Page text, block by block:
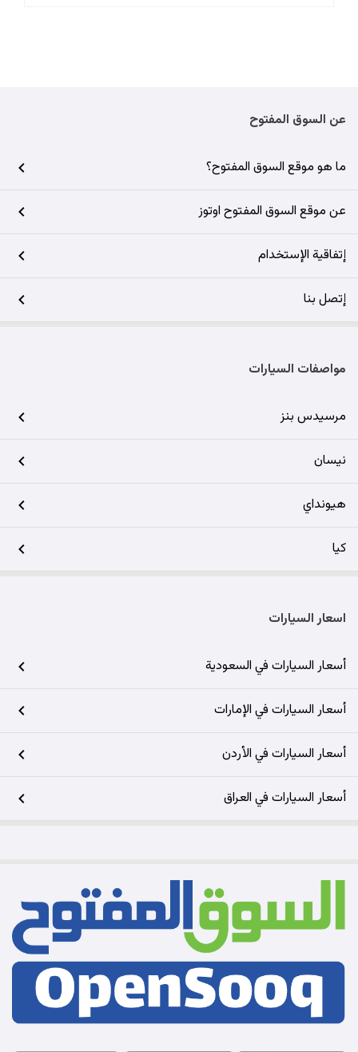
عن السوق المفتوح
ما هو موقع السوق المفتوح؟
عن موقع السوق المفتوح اوتوز
إتفاقية الإستخدام
إتصل بنا
مواصفات السيارات
مرسيدس بنز
نيسان
هيونداي
كيا
اسعار السيارات
أسعار السيارات في السعودية
أسعار السيارات في الإمارات
أسعار السيارات في الأردن
أسعار السيارات في العراق